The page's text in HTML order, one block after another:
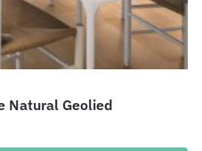
Natural Geolied